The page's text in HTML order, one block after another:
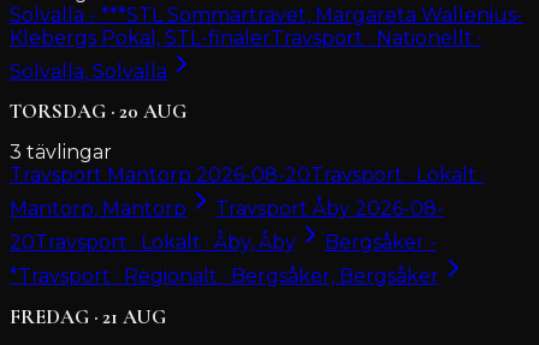
Solvalla - ***STL Sommartravet, Margareta Wallenius-
Klebergs Pokal, STL-finalerTravsport · Nationellt ·
Solvalla, Solvalla
TORSDAG ·20 AUG
3 tävlingar
Travsport Mantorp 2026-08-20Travsport · Lokalt ·
Mantorp, Mantorp
Travsport Åby 2026-08-
20Travsport · Lokalt · Åby, Åby
Bergsåker -
*Travsport · Regionalt · Bergsåker, Bergsåker
FREDAG ·21 AUG